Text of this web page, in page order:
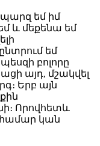
եմ իմ
և մեքենա եմ
եմ
բոլորը
այդ, մշակվել
Երբ այն
Որովհետև
համար կան